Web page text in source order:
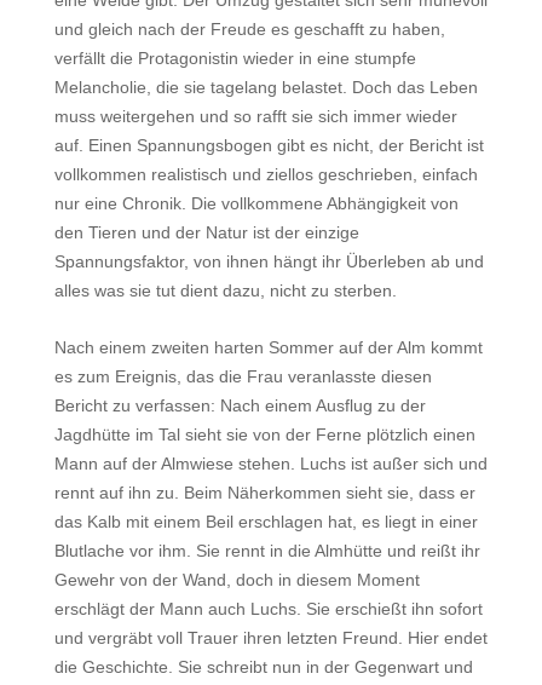
und gleich nach der Freude es geschafft zu haben,
verfällt die Protagonistin wieder in eine stumpfe
Melancholie, die sie tagelang belastet. Doch das Leben
muss weitergehen und so rafft sie sich immer wieder
auf. Einen Spannungsbogen gibt es nicht, der Bericht ist
vollkommen realistisch und ziellos geschrieben, einfach
nur eine Chronik. Die vollkommene Abhängigkeit von
den Tieren und der Natur ist der einzige
Spannungsfaktor, von ihnen hängt ihr Überleben ab und
alles was sie tut dient dazu, nicht zu sterben.
Nach einem zweiten harten Sommer auf der Alm kommt
es zum Ereignis, das die Frau veranlasste diesen
Bericht zu verfassen: Nach einem Ausflug zu der
Jagdhütte im Tal sieht sie von der Ferne plötzlich einen
Mann auf der Almwiese stehen. Luchs ist außer sich und
rennt auf ihn zu. Beim Näherkommen sieht sie, dass er
das Kalb mit einem Beil erschlagen hat, es liegt in einer
Blutlache vor ihm. Sie rennt in die Almhütte und reißt ihr
Gewehr von der Wand, doch in diesem Moment
erschlägt der Mann auch Luchs. Sie erschießt ihn sofort
und vergräbt voll Trauer ihren letzten Freund. Hier endet
die Geschichte. Sie schreibt nun in der Gegenwart und